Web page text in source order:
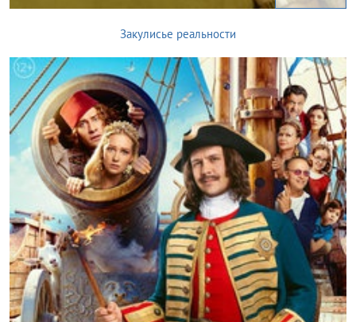
Закулисье реальности